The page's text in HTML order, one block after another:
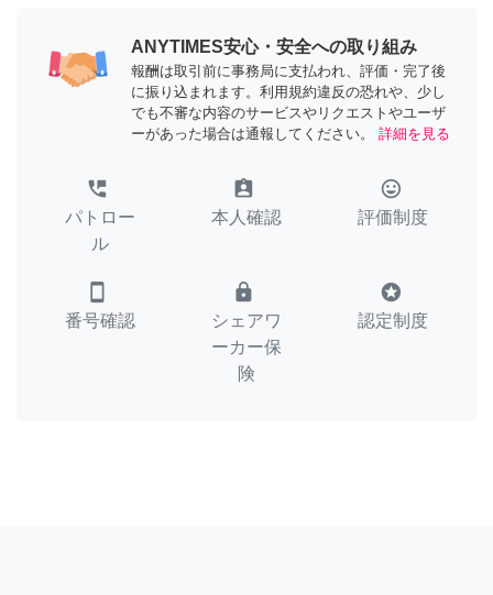
ANYTIMES安心・安全への取り組み
報酬は取引前に事務局に支払われ、評価・完了後
に振り込まれます。利用規約違反の恐れや、少し
でも不審な内容のサービスやリクエストやユーザ
ーがあった場合は通報してください。
詳細を見る
perm_phone_msg
パトロー
ル
assignment_ind
本人確認
tag_faces
評価制度
smartphone
番号確認
lock
シェアワ
ーカー保
険
stars
認定制度